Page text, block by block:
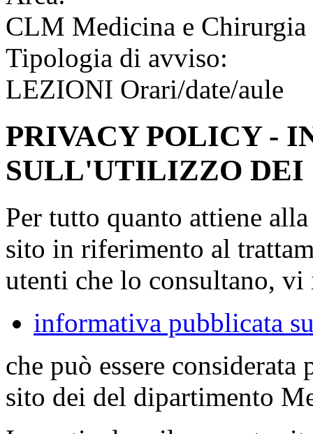
CLM Medicina e Chirurgia
Tipologia di avviso:
LEZIONI Orari/date/aule
PRIVACY POLICY -
SULL'UTILIZZO DEI
Per tutto quanto attiene
sito in riferimento al
utenti che lo consultano,
informativa pubblicata
che può essere
sito dei del dipartimento